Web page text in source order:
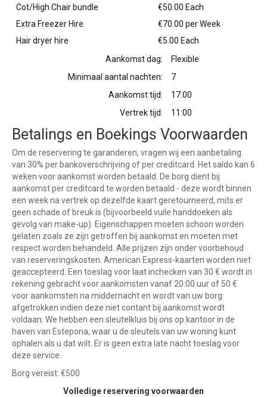
Cot/High Chair bundle
€50.00 Each
Extra Freezer Hire
€70.00 per Week
Hair dryer hire
€5.00 Each
Aankomst dag:
Flexible
Minimaal aantal nachten:
7
Aankomst tijd:
17:00
Vertrek tijd:
11:00
Betalings en Boekings Voorwaarden
Om de reservering te garanderen, vragen wij een aanbetaling
van 30% per bankoverschrijving of per creditcard. Het saldo kan 6
weken voor aankomst worden betaald. De borg dient bij
aankomst per creditcard te worden betaald - deze wordt binnen
een week na vertrek op dezelfde kaart geretourneerd, mits er
geen schade of breuk is (bijvoorbeeld vuile handdoeken als
gevolg van make-up). Eigenschappen moeten schoon worden
gelaten zoals ze zijn getroffen bij aankomst en moeten met
respect worden behandeld. Alle prijzen zijn onder voorbehoud
van reserveringskosten. American Express-kaarten worden niet
geaccepteerd. Een toeslag voor laat inchecken van 30 € wordt in
rekening gebracht voor aankomsten vanaf 20:00 uur of 50 €
voor aankomsten na middernacht en wordt van uw borg
afgetrokken indien deze niet contant bij aankomst wordt
voldaan. We hebben een sleutelkluis bij ons op kantoor in de
haven van Estepona, waar u de sleutels van uw woning kunt
ophalen als u dat wilt. Er is geen extra late nacht toeslag voor
deze service.
Borg vereist: €500
Volledige reservering voorwaarden